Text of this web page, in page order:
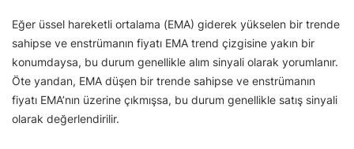
Eğer üssel hareketli ortalama (EMA) giderek yükselen bir trende
sahipse ve enstrümanın fiyatı EMA trend çizgisine yakın bir
konumdaysa, bu durum genellikle alım sinyali olarak yorumlanır.
Öte yandan, EMA düşen bir trende sahipse ve enstrümanın
fiyatı EMA’nın üzerine çıkmışsa, bu durum genellikle satış sinyali
olarak değerlendirilir.